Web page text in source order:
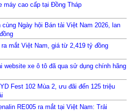
máy cao cấp tại Đồng Tháp
cùng Ngày hội Bán tải Việt Nam 2026, lan
mắt Việt Nam, giá từ 2,419 tỷ đồng
website xe ô tô đã qua sử dụng chính hãng
Fest 102 Mùa 2, ưu đãi đến 125 triệu
RE005 ra mắt tại Việt Nam: Trải